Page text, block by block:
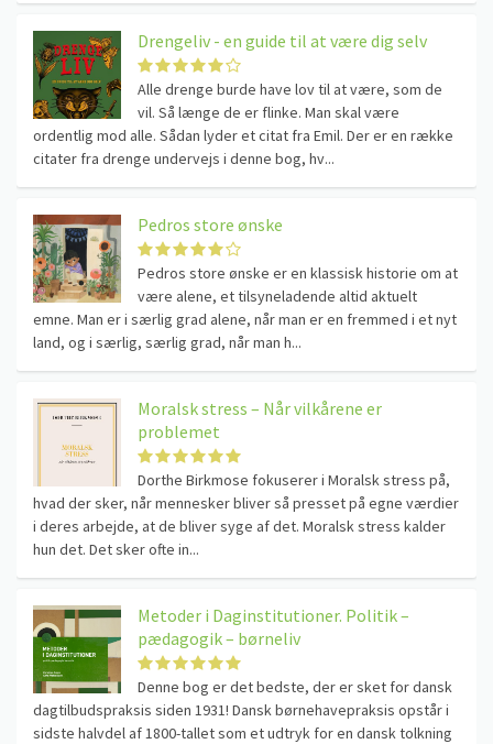
Drengeliv - en guide til at være dig selv
Alle drenge burde have lov til at være, som de
vil. Så længe de er flinke. Man skal være
ordentlig mod alle. Sådan lyder et citat fra Emil. Der er en række
citater fra drenge undervejs i denne bog, hv...
Pedros store ønske
Pedros store ønske er en klassisk historie om at
være alene, et tilsyneladende altid aktuelt
emne. Man er i særlig grad alene, når man er en fremmed i et nyt
land, og i særlig, særlig grad, når man h...
Moralsk stress – Når vilkårene er
problemet
Dorthe Birkmose fokuserer i Moralsk stress på,
hvad der sker, når mennesker bliver så presset på egne værdier
i deres arbejde, at de bliver syge af det. Moralsk stress kalder
hun det. Det sker ofte in...
Metoder i Daginstitutioner. Politik –
pædagogik – børneliv
Denne bog er det bedste, der er sket for dansk
dagtilbudspraksis siden 1931! Dansk børnehavepraksis opstår i
sidste halvdel af 1800-tallet som et udtryk for en dansk tolkning